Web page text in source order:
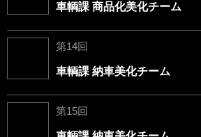
車輌課 商品化美化チーム
第14回
車輌課 納車美化チーム
第15回